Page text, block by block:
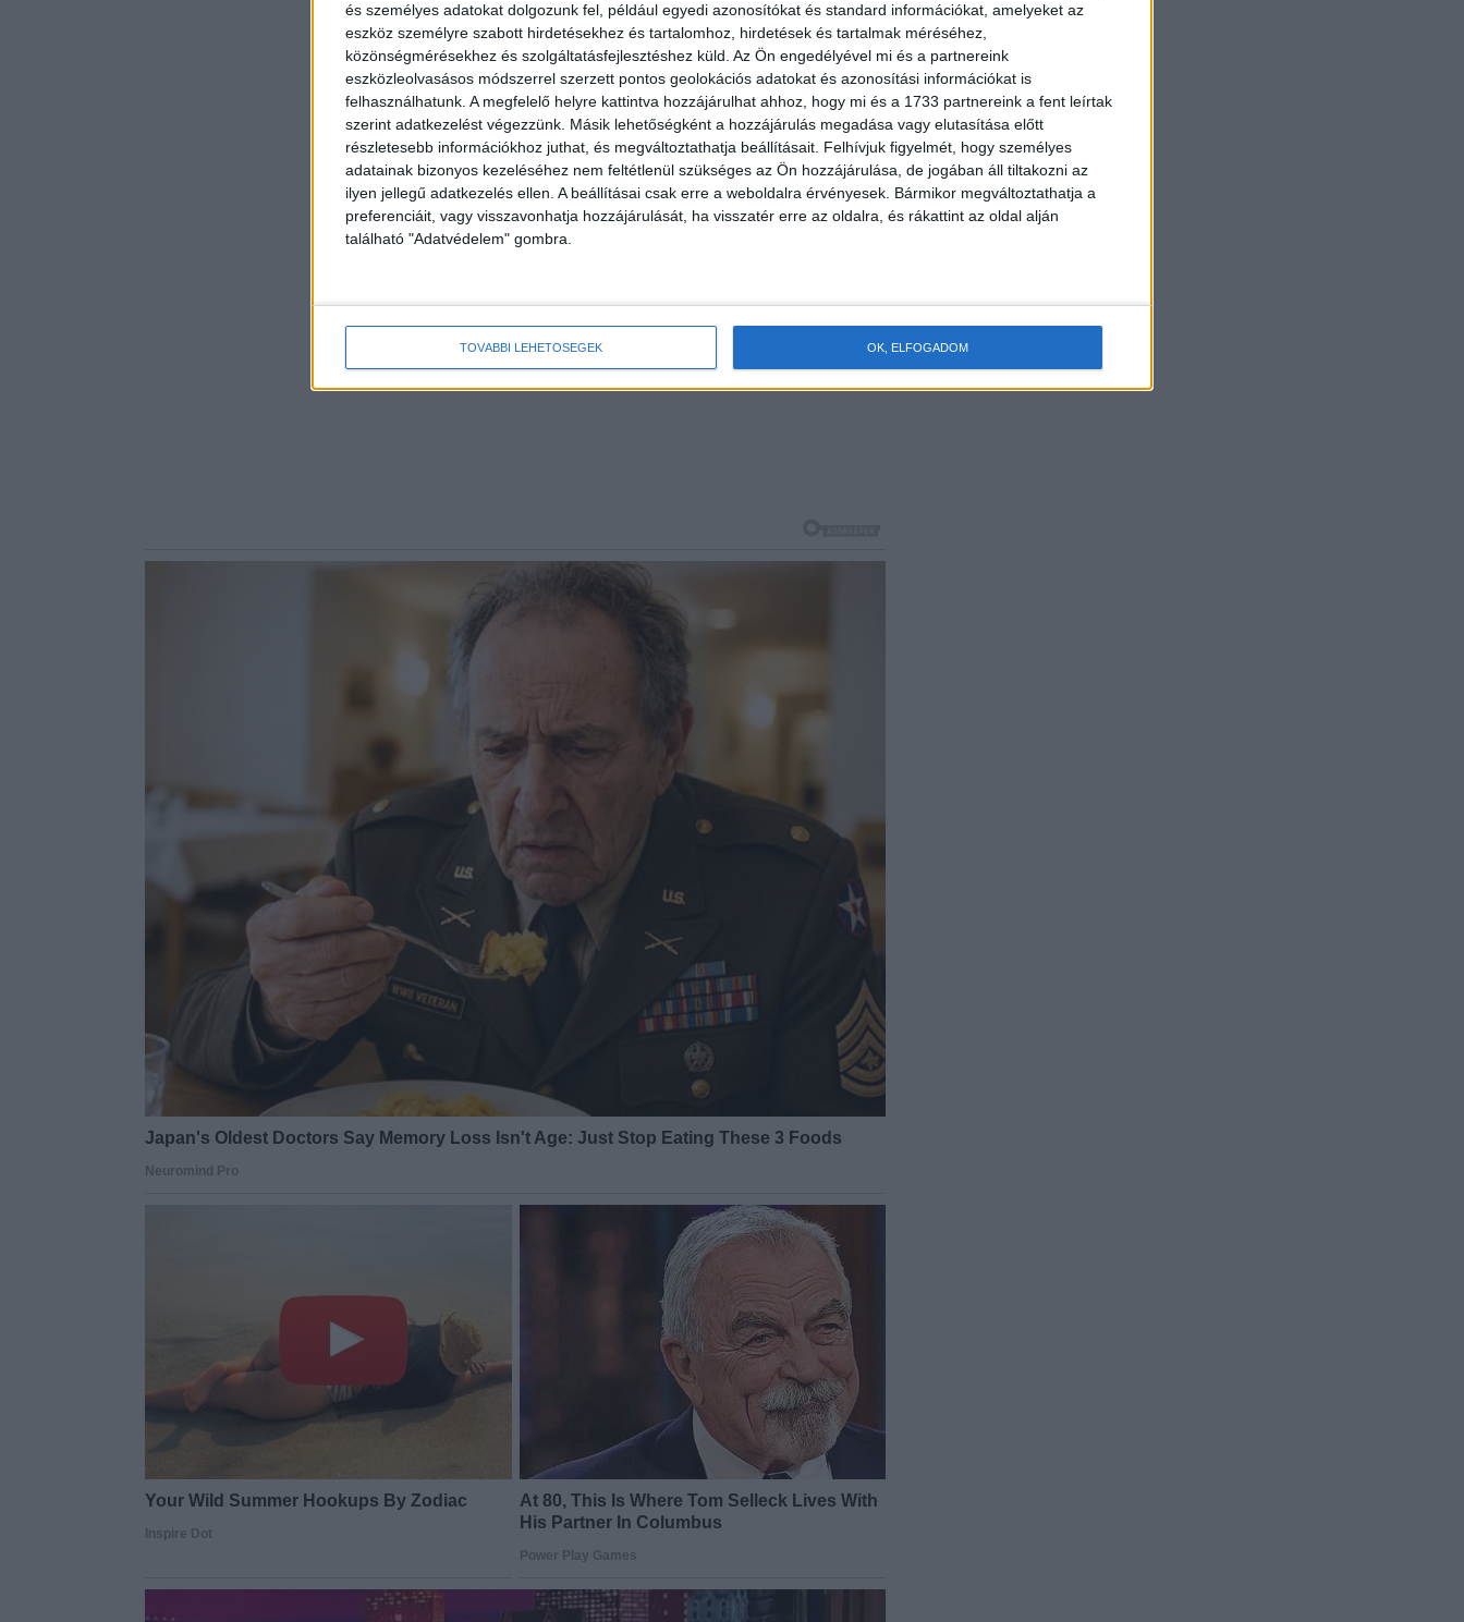
és személyes adatokat dolgozunk fel, például egyedi azonosítókat és standard információkat, amelyeket az
eszköz személyre szabott hirdetésekhez és tartalomhoz, hirdetések és tartalmak méréséhez,
közönségmérésekhez és szolgáltatásfejlesztéshez küld. Az Ön engedélyével mi és a partnereink
eszközleolvasásos módszerrel szerzett pontos geolokációs adatokat és azonosítási információkat is
felhasználhatunk. A megfelelő helyre kattintva hozzájárulhat ahhoz, hogy mi és a 1733 partnereink a fent leírtak
szerint adatkezelést végezzünk. Másik lehetőségként a hozzájárulás megadása vagy elutasítása előtt
részletesebb információkhoz juthat, és megváltoztathatja beállításait. Felhívjuk figyelmét, hogy személyes
adatainak bizonyos kezeléséhez nem feltétlenül szükséges az Ön hozzájárulása, de jogában áll tiltakozni az
ilyen jellegű adatkezelés ellen. A beállításai csak erre a weboldalra érvényesek. Bármikor megváltoztathatja a
preferenciáit, vagy visszavonhatja hozzájárulását, ha visszatér erre az oldalra, és rákattint az oldal alján
található "Adatvédelem" gombra.
TOVÁBBI LEHETŐSÉGEK OK, ELFOGADOM